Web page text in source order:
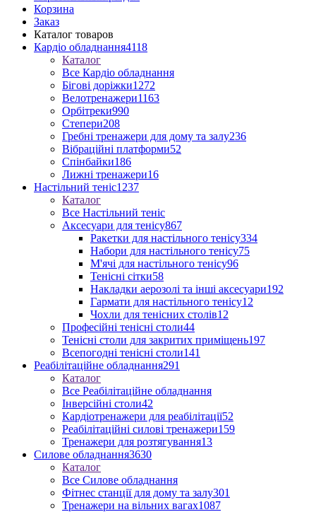
Корзина
Заказ
Каталог товаров
Кардіо обладнання4118
Каталог
Все Кардіо обладнання
Бігові доріжки1272
Велотренажери1163
Орбітреки990
Степери208
Гребні тренажери для дому та залу236
Вібраційні платформи52
Спінбайки186
Лижні тренажери16
Настільний теніс1237
Каталог
Все Настільний теніс
Аксесуари для тенісу867
Ракетки для настільного тенісу334
Набори для настільного тенісу75
М'ячі для настільного тенісу96
Тенісні сітки58
Накладки аерозолі та інші аксесуари192
Гармати для настільного тенісу12
Чохли для тенісних столів12
Професійні тенісні столи44
Тенісні столи для закритих приміщень197
Всепогодні тенісні столи141
Реабілітаційне обладнання291
Каталог
Все Реабілітаційне обладнання
Інверсійні столи42
Кардіотренажери для реабілітації52
Реабілітаційні силові тренажери159
Тренажери для розтягування13
Силове обладнання3630
Каталог
Все Силове обладнання
Фітнес станції для дому та залу301
Тренажери на вільних вагах1087